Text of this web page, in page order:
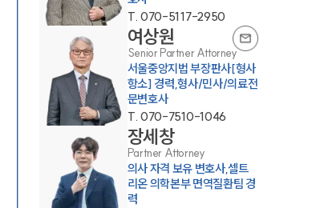
T. 070-5117-2950
여상원
Senior Partner Attorney
서울중앙지법 부장판사[형사
항소] 경력,형사/민사/의료전
문변호사
T. 070-7510-1046
장세창
Partner Attorney
의사 자격 보유 변호사,셀트
리온 의학본부 면역질환팀 경
력